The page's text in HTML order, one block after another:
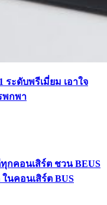
ระดับพรีเมี่ยม เอาใจ
พกพา
กคอนเสิร์ต ชวน BEUS
นคอนเสิร์ต BUS